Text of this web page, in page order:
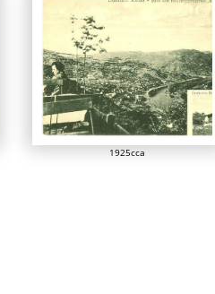
1925cca